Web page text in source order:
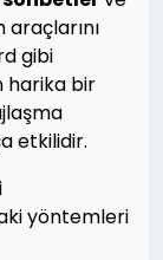
araçlarını
gibi
harika bir
etkilidir.
yöntemleri